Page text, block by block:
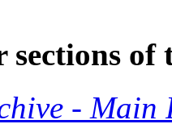
of
- Main